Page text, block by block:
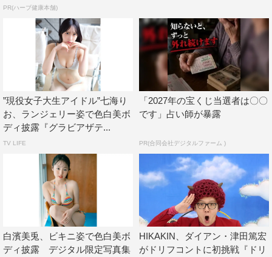
PR(ハーブ健康本舗)
”現役女子大生アイドル”七海り
お、ランジェリー姿で色白美ボ
ディ披露『グラビアザテ...
TV LIFE
「2027年の宝くじ当選者は〇〇
です」占い師が暴露
PR(合同会社デジタルファーム )
白濱美兎、ビキニ姿で色白美ボ
ディ披露 デジタル限定写真集
HIKAKIN、ダイアン・津田篤宏
がドリフコントに初挑戦『ドリ